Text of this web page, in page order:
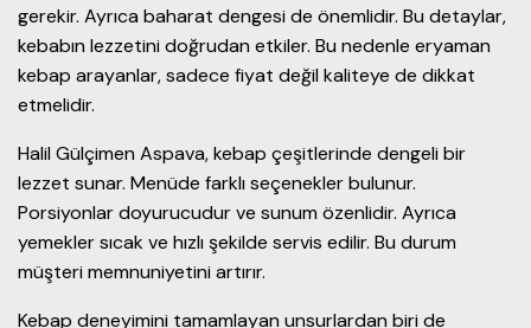
gerekir. Ayrıca baharat dengesi de önemlidir. Bu detaylar,
kebabın lezzetini doğrudan etkiler. Bu nedenle eryaman
kebap arayanlar, sadece fiyat değil kaliteye de dikkat
etmelidir.
Halil Gülçimen Aspava, kebap çeşitlerinde dengeli bir
lezzet sunar. Menüde farklı seçenekler bulunur.
Porsiyonlar doyurucudur ve sunum özenlidir. Ayrıca
yemekler sıcak ve hızlı şekilde servis edilir. Bu durum
müşteri memnuniyetini artırır.
Kebap deneyimini tamamlayan unsurlardan biri de